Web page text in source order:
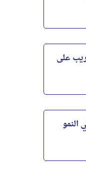
النمو ــ الاعتقاد بأن
والذكاء يمكن
بالجهد والممارسة ــ
على
النمو